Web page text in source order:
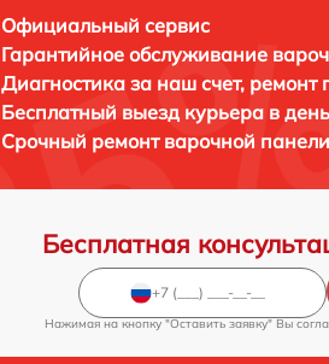
Официальный сервис
Гарантийное обслуживание
Диагностика за наш счет, ремонт
Бесплатный выезд курьера в
Срочный ремонт варочной
Бесплатная
Нажимая на кнопку "Оставить заявку" Вы